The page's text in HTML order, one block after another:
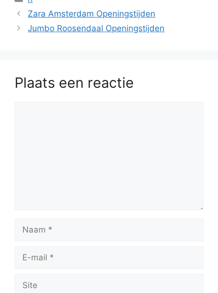
Zara Amsterdam Openingstijden
Jumbo Roosendaal Openingstijden
Plaats een reactie
Naam
Site